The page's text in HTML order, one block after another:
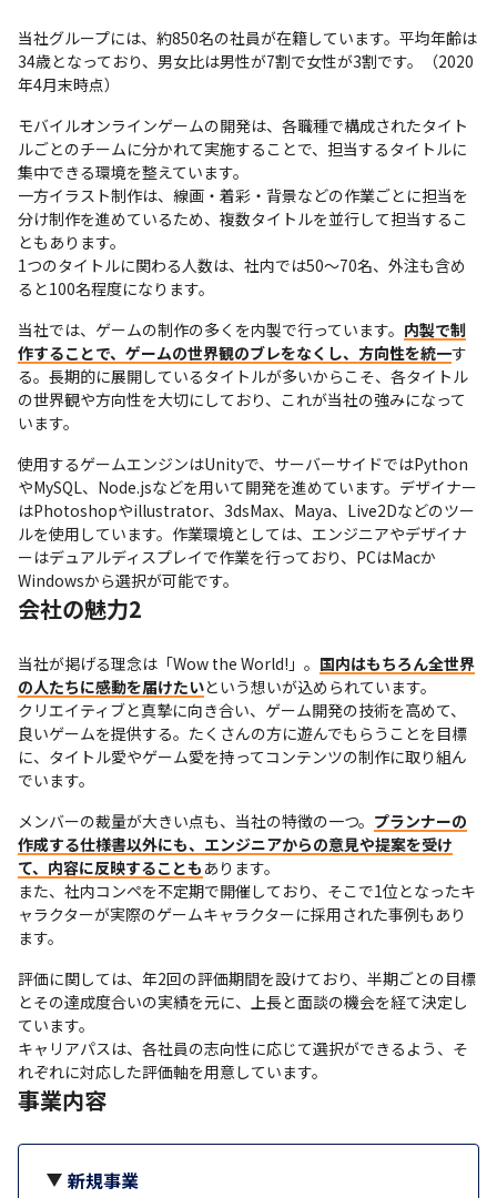
当社グループには、約850名の社員が在籍しています。平均年齢は
34歳となっており、男女比は男性が7割で女性が3割です。（2020
年4月末時点）
モバイルオンラインゲームの開発は、各職種で構成されたタイト
ルごとのチームに分かれて実施することで、担当するタイトルに
集中できる環境を整えています。
一方イラスト制作は、線画・着彩・背景などの作業ごとに担当を
分け制作を進めているため、複数タイトルを並行して担当するこ
ともあります。
1つのタイトルに関わる人数は、社内では50～70名、外注も含め
ると100名程度になります。
当社では、ゲームの制作の多くを内製で行っています。 内製で制
作することで、ゲームの世界観のブレをなくし、方向性を統一す
る。長期的に展開しているタイトルが多いからこそ、各タイトル
の世界観や方向性を大切にしており、これが当社の強みになって
います。
使用するゲームエンジンはUnityで、サーバーサイドではPython
やMySQL、Node.jsなどを用いて開発を進めています。デザイナー
はPhotoshopやillustrator、3dsMax、Maya、Live2Dなどのツー
ルを使用しています。作業環境としては、エンジニアやデザイナ
ーはデュアルディスプレイで作業を行っており、PCはMacか
Windowsから選択が可能です。
会社の魅力2
当社が掲げる理念は「Wow the World!」。 国内はもちろん全世界
の人たちに感動を届けたいという想いが込められています。
クリエイティブと真摯に向き合い、ゲーム開発の技術を高めて、
良いゲームを提供する。たくさんの方に遊んでもらうことを目標
に、タイトル愛やゲーム愛を持ってコンテンツの制作に取り組ん
でいます。
メンバーの裁量が大きい点も、当社の特徴の一つ。 プランナーの
作成する仕様書以外にも、エンジニアからの意見や提案を受け
て、内容に反映することも あります。
また、社内コンペを不定期で開催しており、そこで1位となったキ
ャラクターが実際のゲームキャラクターに採用された事例もあり
ます。
評価に関しては、年2回の評価期間を設けており、半期ごとの目標
とその達成度合いの実績を元に、上長と面談の機会を経て決定し
ています。
キャリアパスは、各社員の志向性に応じて選択ができるよう、そ
れぞれに対応した評価軸を用意しています。
事業内容
新規事業